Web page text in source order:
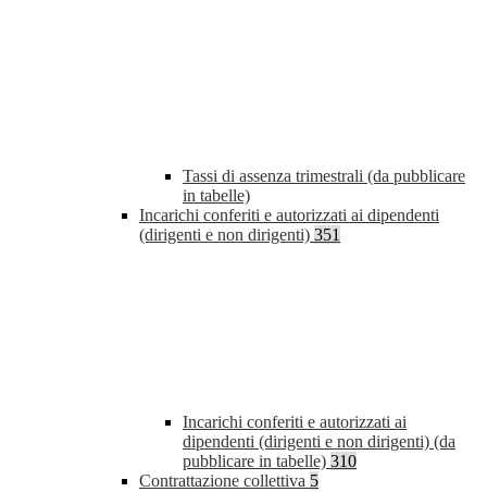
Tassi di assenza trimestrali (da pubblicare
in tabelle)
Incarichi conferiti e autorizzati ai dipendenti
(dirigenti e non dirigenti) 351
Incarichi conferiti e autorizzati ai
dipendenti (dirigenti e non dirigenti) (da
pubblicare in tabelle) 310
Contrattazione collettiva 5